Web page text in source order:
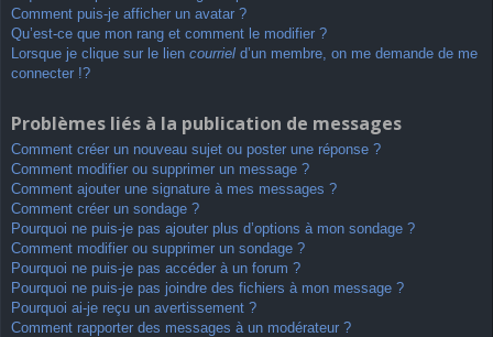
Comment puis-je afficher un avatar ?
Qu’est-ce que mon rang et comment le modifier ?
Lorsque je clique sur le lien courriel d’un membre, on me demande de me
connecter !?
Problèmes liés à la publication de messages
Comment créer un nouveau sujet ou poster une réponse ?
Comment modifier ou supprimer un message ?
Comment ajouter une signature à mes messages ?
Comment créer un sondage ?
Pourquoi ne puis-je pas ajouter plus d’options à mon sondage ?
Comment modifier ou supprimer un sondage ?
Pourquoi ne puis-je pas accéder à un forum ?
Pourquoi ne puis-je pas joindre des fichiers à mon message ?
Pourquoi ai-je reçu un avertissement ?
Comment rapporter des messages à un modérateur ?